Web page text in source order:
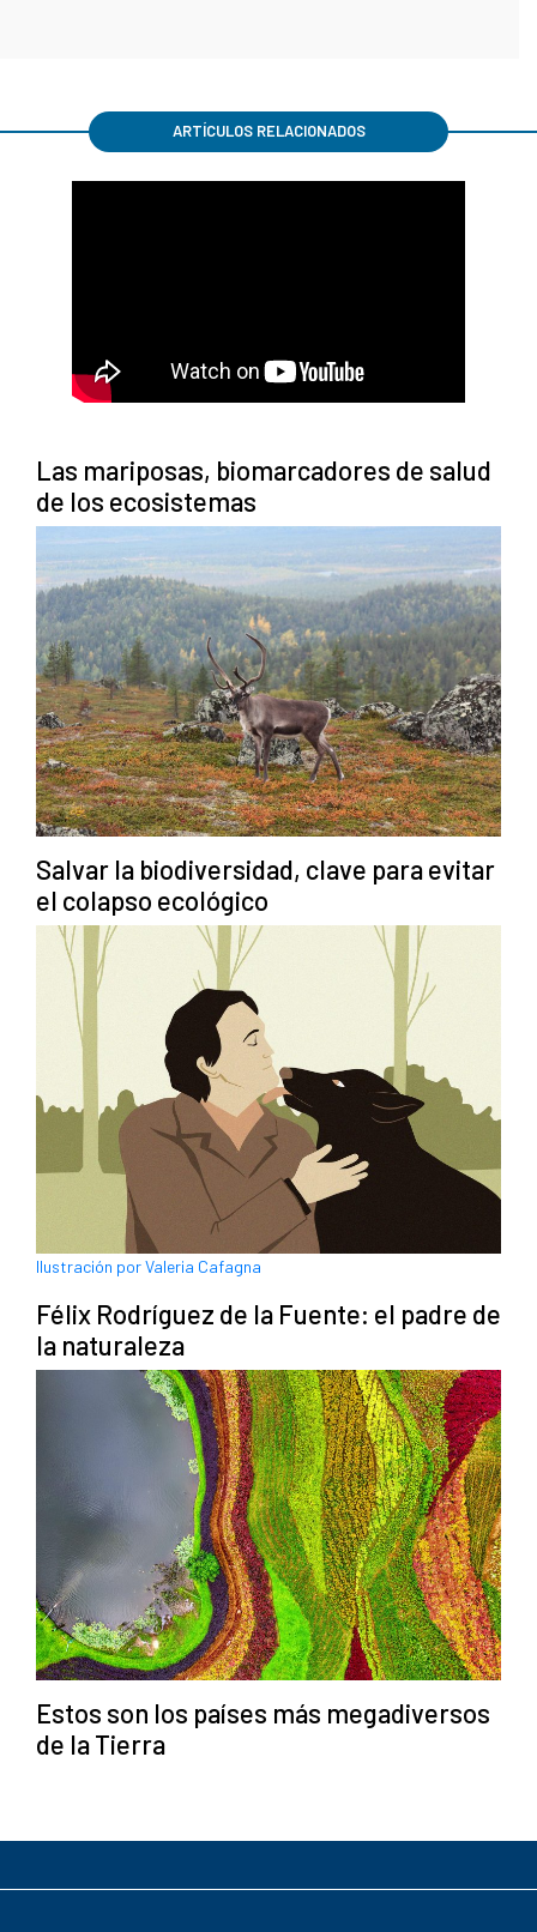
ARTÍCULOS RELACIONADOS
Las mariposas, biomarcadores de salud
de los ecosistemas
Salvar la biodiversidad, clave para evitar
el colapso ecológico
Ilustración por Valeria Cafagna
Félix Rodríguez de la Fuente: el padre de
la naturaleza
Estos son los países más megadiversos
de la Tierra